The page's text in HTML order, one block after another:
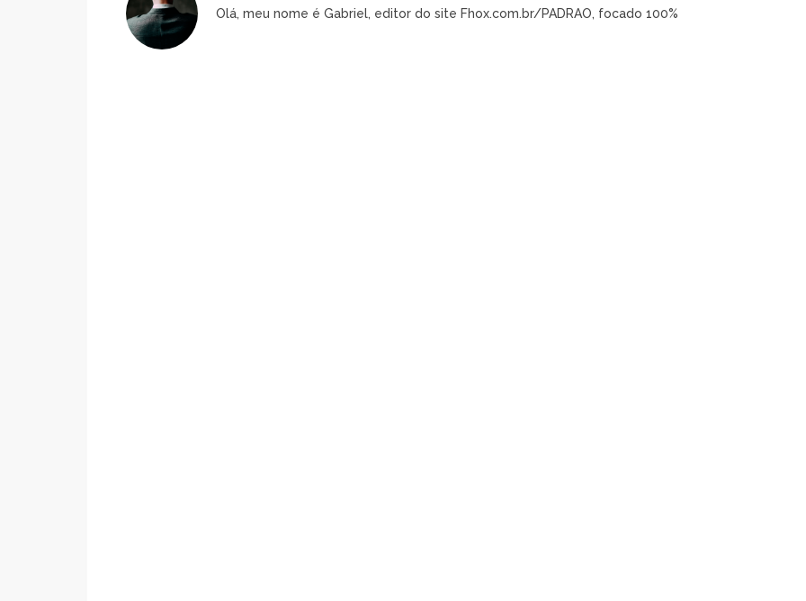
Olá, meu nome é Gabriel, editor do site Fhox.com.br/PADRAO, focado 100%